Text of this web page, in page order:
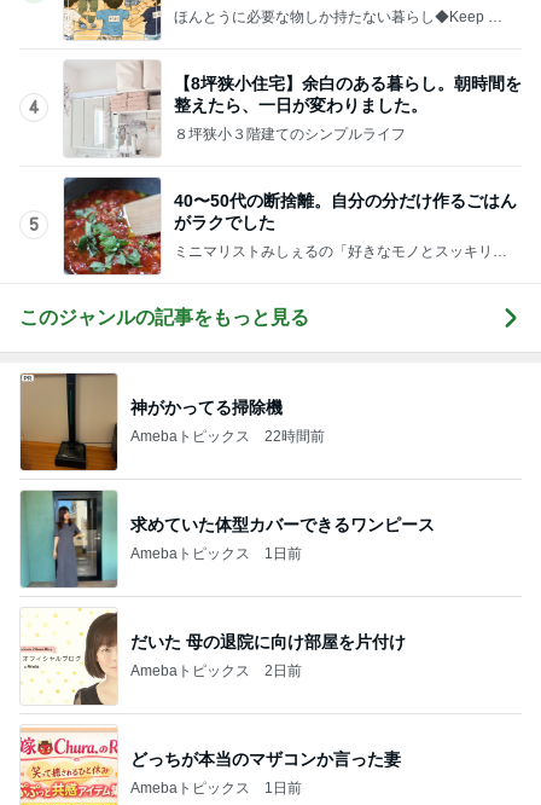
ほんとうに必要な物しか持たない暮らし◆Keep Lif
4
【8坪狭小住宅】余白のある暮らし。朝時間を
整えたら、一日が変わりました。
８坪狭小３階建てのシンプルライフ
5
40〜50代の断捨離。自分の分だけ作るごはん
がラクでした
ミニマリストみしぇるの「好きなモノとスッキリ暮
このジャンルの記事をもっと見る
神がかってる掃除機
Amebaトピックス 22時間前
求めていた体型カバーできるワンピース
Amebaトピックス 1日前
だいた 母の退院に向け部屋を片付け
Amebaトピックス 2日前
どっちが本当のマザコンか言った妻
Amebaトピックス 1日前